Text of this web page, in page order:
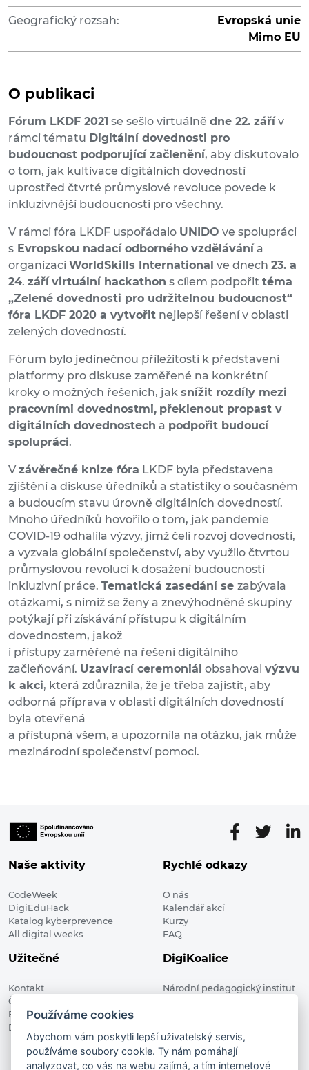
Geografický rozsah:
Evropská unie
Mimo EU
O publikaci
Fórum LKDF 2021 se sešlo virtuálně dne 22. září v
rámci tématu Digitální dovednosti pro
budoucnost podporující začlenění, aby diskutovalo
o tom, jak kultivace digitálních dovedností
uprostřed čtvrté průmyslové revoluce povede k
inkluzivnější budoucnosti pro všechny.
V rámci fóra LKDF uspořádalo UNIDO ve spolupráci
s Evropskou nadací odborného vzdělávání a
organizacíWorldSkills International ve dnech 23. a
24. září virtuální hackathon s cílem podpořit téma
„Zelené dovednosti pro udržitelnou budoucnost“
fóra LKDF 2020 a vytvořit nejlepší řešení v oblasti
zelených dovedností.
Fórum bylo jedinečnou příležitostí k představení
platformy pro diskuse zaměřené na konkrétní
kroky o možných řešeních, jak snížit rozdíly mezi
pracovními dovednostmi, překlenout propast v
digitálních dovednostech a podpořit budoucí
spolupráci.
Vzávěrečné knize fóra LKDF byla představena
zjištění a diskuse úředníků a statistiky o současném
a budoucím stavu úrovně digitálních dovedností.
Mnoho úředníků hovořilo o tom, jak pandemie
COVID-19 odhalila výzvy, jimž čelí rozvoj dovedností,
a vyzvala globální společenství, aby využilo čtvrtou
průmyslovou revoluci k dosažení budoucnosti
inkluzivní práce. Tematická zasedání se zabývala
otázkami, s nimiž se ženy a znevýhodněné skupiny
potýkají při získávání přístupu k digitálním
dovednostem, jakož
i přístupy zaměřené na řešení digitálního
začleňování. Uzavírací ceremoniál obsahoval výzvu
k akci, která zdůraznila, že je třeba zajistit, aby
odborná příprava v oblasti digitálních dovedností
byla otevřená
a přístupná všem, a upozornila na otázku, jak může
mezinárodní společenství pomoci.
Naše aktivity
CodeWeek
DigiEduHack
Katalog kyberprevence
All digital weeks
Rychlé odkazy
O nás
Kalendář akcí
Kurzy
FAQ
Užitečné
Kontakt
Členské organizace
Blog
Digitalizace ve vzdělávání
DigiKoalice
Národní pedagogický institut
DigiKoalice 2021. All rights reserved
Používáme cookies
Abychom vám poskytli lepší uživatelský servis,
používáme soubory cookie. Ty nám pomáhají
analyzovat, co vás na webu zajímá, a tím internetové